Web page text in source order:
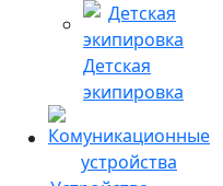
Детская
экипировка